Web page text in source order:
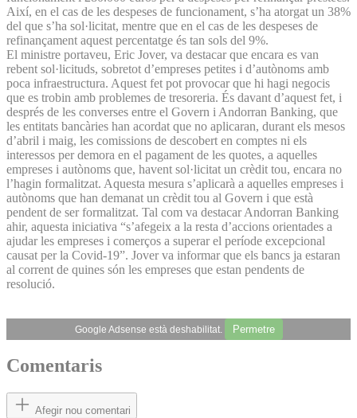
Així, en el cas de les despeses de funcionament, s’ha atorgat un 38%
del que s’ha sol·licitat, mentre que en el cas de les despeses de
refinançament aquest percentatge és tan sols del 9%.
El ministre portaveu, Eric Jover, va destacar que encara es van
rebent sol·licituds, sobretot d’empreses petites i d’autònoms amb
poca infraestructura. Aquest fet pot provocar que hi hagi negocis
que es trobin amb problemes de tresoreria. És davant d’aquest fet, i
després de les converses entre el Govern i Andorran Banking, que
les entitats bancàries han acordat que no aplicaran, durant els mesos
d’abril i maig, les comissions de descobert en comptes ni els
interessos per demora en el pagament de les quotes, a aquelles
empreses i autònoms que, havent sol·licitat un crèdit tou, encara no
l’hagin formalitzat. Aquesta mesura s’aplicarà a aquelles empreses i
autònoms que han demanat un crèdit tou al Govern i que està
pendent de ser formalitzat. Tal com va destacar Andorran Banking
ahir, aquesta iniciativa “s’afegeix a la resta d’accions orientades a
ajudar les empreses i comerços a superar el període excepcional
causat per la Covid-19”. Jover va informar que els bancs ja estaran
al corrent de quines són les empreses que estan pendents de
resolució.
Google Adsense està deshabilitat. Permetre
Comentaris
Afegir nou comentari